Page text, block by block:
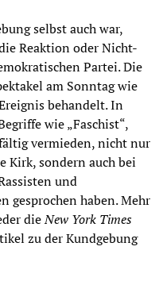
selbst auch war,
Reaktion oder Nicht-
Partei. Die
am Sonntag wie
behandelt. In
wie „Faschist“,
vermieden, nicht nur
Kirk, sondern auch bei
und
gesprochen haben. Mehr
dieNew York Times
zu der Kundgebung